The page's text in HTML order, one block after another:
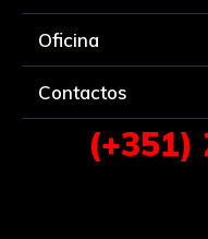
Oficina
Contactos
(+351)